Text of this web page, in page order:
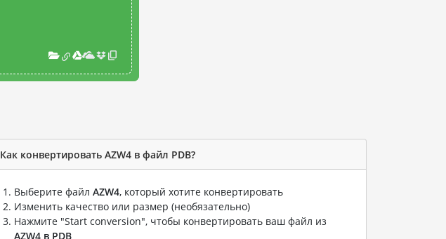
Как конвертировать AZW4 в файл PDB?
Выберите файл AZW4, который хотите конвертировать
Изменить качество или размер (необязательно)
Нажмите "Start conversion", чтобы конвертировать ваш файл из
AZW4 в PDB